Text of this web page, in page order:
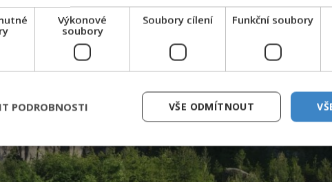
Výkonové
soubory
Soubory cílení Funkční soubory
VŠE ODMÍTNOUT
PODROBNOSTI